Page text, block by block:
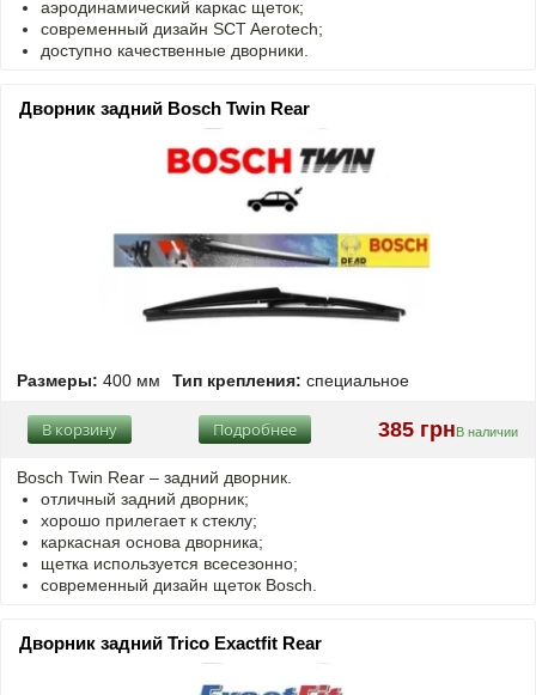
аэродинамический каркас щеток;
современный дизайн SCT Aerotech;
доступно качественные дворники.
Дворник задний Bosch Twin Rear
Размеры: 400 мм Тип крепления: специальное
385 грнВ наличии
Подробнее
В корзину
Bosch Twin Rear – задний дворник.
отличный задний дворник;
хорошо прилегает к стеклу;
каркасная основа дворника;
щетка используется всесезонно;
современный дизайн щеток Bosch.
Дворник задний Trico Exactfit Rear